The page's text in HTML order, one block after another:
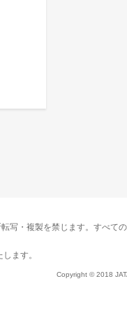
写・複製を禁じます。すべて
ます。
Copyright © 2018